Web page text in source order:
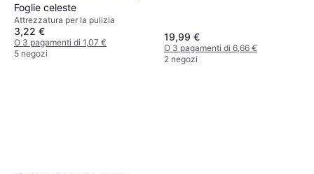
Foglie celeste
Attrezzatura per la pulizia
3,22 €
O 3 pagamenti di 1,07 €
5 negozi
19,99 €
O 3 pagamenti di 6,66 €
2 negozi